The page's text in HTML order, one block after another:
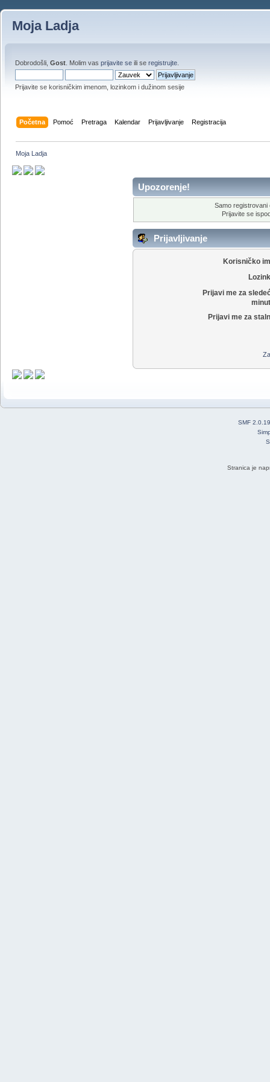
Moja Ladja
Dobrodošli, Gost . Molim vas prijavite se ili se registrujte
Prijavite se korisničkim imenom, lozinkom i dužinom sesije
Početna Pomoć Pretraga Kalendar Prijavljivanje Registracija
Moja Ladja
Upozorenje!
Samo registrovani
Prijavite se
Prijavljivanje
Korisničko
Prijavi me za
Prijavi me za
SMF 2.0.19
Stranica je